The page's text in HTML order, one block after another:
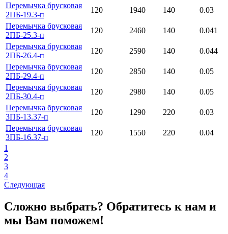
Перемычка брусковая
2ПБ-19.3-п
120 1940 140
0.03
Перемычка брусковая
2ПБ-25.3-п
120 2460 140
0.041
Перемычка брусковая
2ПБ-26.4-п
120 2590 140
0.044
Перемычка брусковая
2ПБ-29.4-п
120 2850 140
0.05
Перемычка брусковая
2ПБ-30.4-п
120 2980 140
0.05
Перемычка брусковая
3ПБ-13.37-п
120 1290 220
0.03
Перемычка брусковая
3ПБ-16.37-п
120 1550 220
0.04
1
2
3
4
Следующая
Сложно выбрать? Обратитесь к нам и
мы Вам поможем!